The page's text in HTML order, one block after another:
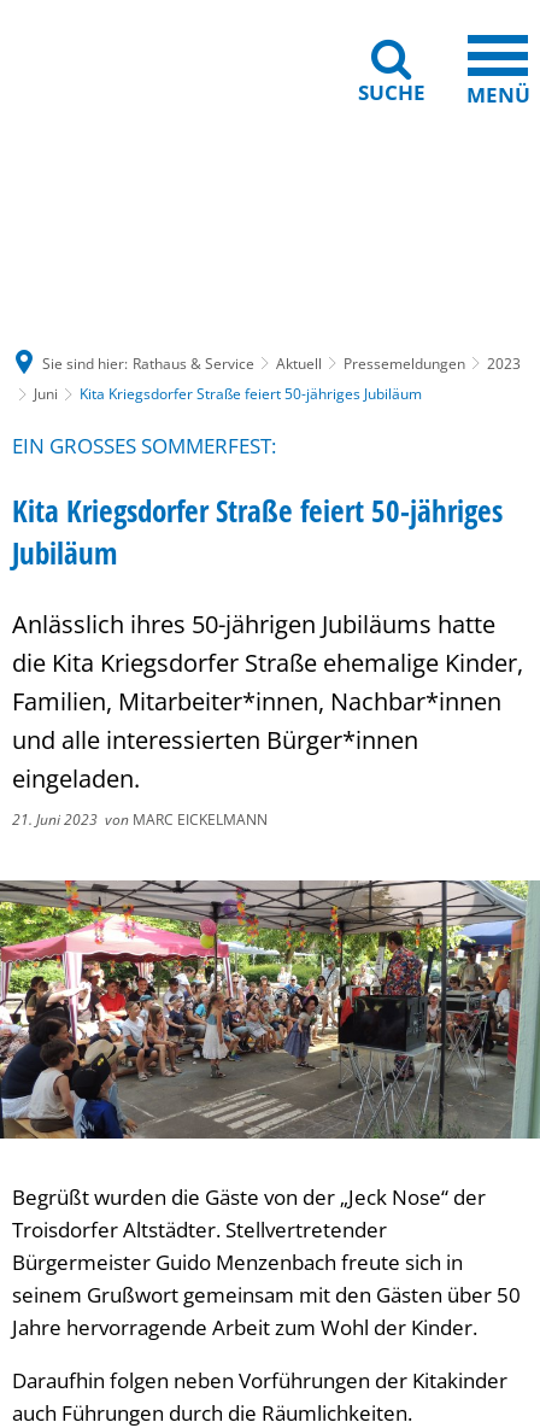
SUCHE MENÜ
Sie sind hier: Rathaus & Service Aktuell Pressemeldungen
2023
Juni
Kita Kriegsdorfer Straße feiert 50-jähriges Jubiläum
EIN GROSSES SOMMERFEST:
Kita Kriegsdorfer Straße feiert 50-jähriges
Jubiläum
Anlässlich ihres 50-jährigen Jubiläums hatte
die Kita Kriegsdorfer Straße ehemalige Kinder,
Familien, Mitarbeiter*innen, Nachbar*innen
und alle interessierten Bürger*innen
eingeladen.
21. Juni 2023 von MARC EICKELMANN
Begrüßt wurden die Gäste von der „Jeck Nose“ der
Troisdorfer Altstädter. Stellvertretender
Bürgermeister Guido Menzenbach freute sich in
seinem Grußwort gemeinsam mit den Gästen über 50
Jahre hervorragende Arbeit zum Wohl der Kinder.
Daraufhin folgen neben Vorführungen der Kitakinder
auch Führungen durch die Räumlichkeiten.